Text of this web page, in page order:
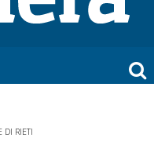
DI RIETI